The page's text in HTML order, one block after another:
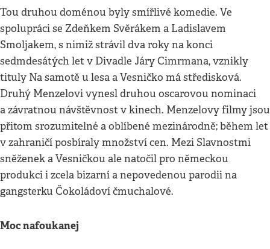
Tou druhou doménou byly smířlivé komedie. Ve
spolupráci se Zdeňkem Svěrákem a Ladislavem
Smoljakem, s nimiž strávil dva roky na konci
sedmdesátých let v Divadle Járy Cimrmana, vznikly
tituly Na samotě u lesa a Vesničko má středisková.
Druhý Menzelovi vynesl druhou oscarovou nominaci
a závratnou návštěvnost v kinech. Menzelovy filmy jsou
přitom srozumitelné a oblíbené mezinárodně; během let
v zahraničí posbíraly množství cen. Mezi Slavnostmi
sněženek a Vesničkou ale natočil pro německou
produkci i zcela bizarní a nepovedenou parodii na
gangsterku Čokoládoví čmuchalové.
Moc nafoukanej